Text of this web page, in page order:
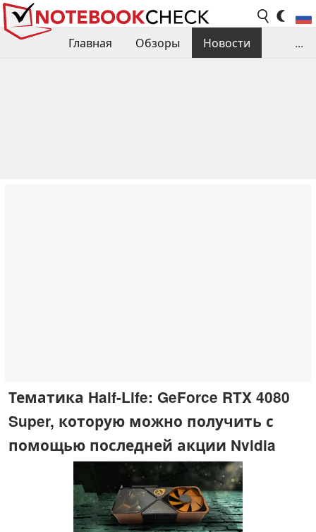
Главная Обзоры
Новости
...
Тематика Half-Life: GeForce RTX 4080
Super, которую можно получить с
помощью последней акции Nvidia